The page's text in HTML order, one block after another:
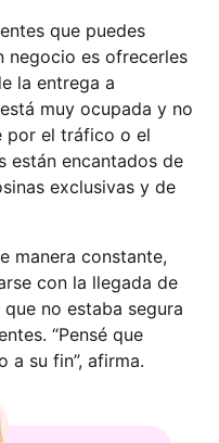
que puedes
negocio es ofrecerles
la entrega a
muy ocupada y no
por el tráfico o el
están encantados de
exclusivas y de
manera constante,
con la llegada de
no estaba segura
“Pensé que
a su fin”, afirma.